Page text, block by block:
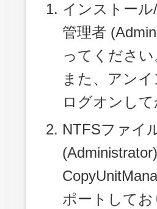
インストー
管理者
ってください
また、アン
ログオンし
NTFSファイ
ポートして